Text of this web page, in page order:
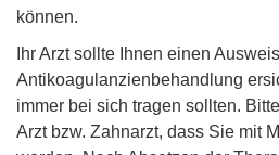
können.
Ihr Arzt sollte Ihnen einen
Antikoagulanzienbehandlung
immer bei sich tragen sollten.
Arzt bzw. Zahnarzt, dass Sie mit